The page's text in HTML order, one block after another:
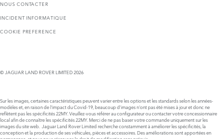
NOUS CONTACTER
INCIDENT INFORMATIQUE
COOKIE PREFERENCE
© JAGUAR LAND ROVER LIMITED 2026
Sur les images, certaines caractéristiques peuvent varier entre les options et les standards selon les années-
modèles et, en raison de l'impact du Covid-19, beaucoup d’images n'ont pas été mises à jour et donc ne
reflètent pas les spécificités 22MY. Veuillez-vous référer au configurateur ou contacter votre concessionnaire
local afin de connaître les spécificités 22MY. Merci de ne pas baser votre commande uniquement sur les
images du site web. Jaguar Land Rover Limited recherche constamment à améliorer les spécificités, la
conception et la production de ses véhicules, pièces et accessoires. Des améliorations sont apportées en